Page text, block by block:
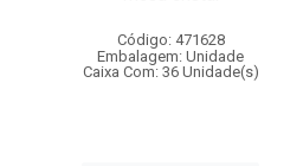
Código: 471628
Embalagem: Unidade
Caixa Com: 36 Unidade(s)